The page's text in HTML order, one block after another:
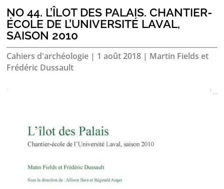
NO 44. L’ÎLOT DES PALAIS. CHANTIER-
ÉCOLE DE L’UNIVERSITÉ LAVAL,
SAISON 2010
Cahiers d'archéologie | 1 août 2018 | Martin Fields et
Frédéric Dussault